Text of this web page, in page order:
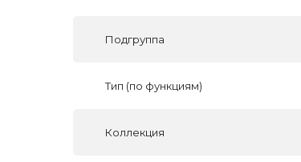
Подгруппа
Тип (по функциям)
Коллекция